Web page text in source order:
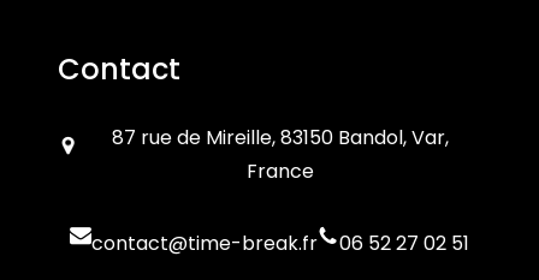
Contact
87 rue de Mireille, 83150 Bandol, Var,
France
contact@time-break.fr 06 52 27 02 51